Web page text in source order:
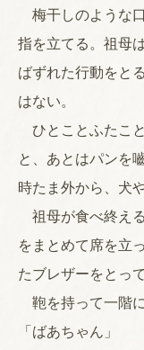
梅干しのような
指を立てる。祖母
ばずれた行動をと
はない。
ひとことふたこ
と、あとはパンを
時たま外から、犬
祖母が食べ終え
をまとめて席を立
たブレザーをとっ
鞄を持って一階
「ばあちゃん」